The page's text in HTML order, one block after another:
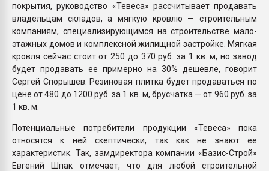
покрытия, руководство «Тевеса» рассчитывает продавать
владельцам складов, а мягкую кровлю — строительным
компаниям, специализирующимся на строительстве мало-
этажных домов и комплексной жилищной застройке. Мягкая
кровля сейчас стоит от 250 до 370 руб. за 1 кв. м, но завод
будет продавать ее примерно на 30% дешевле, говорит
Сергей Спорышев. Резиновая плитка будет продаваться по
цене от 480 до 1200 руб. за 1 кв. м, брусчатка — от 960 руб. за
1 кв. м.
Потенциальные потребители продукции «Тевеса» пока
относятся к ней скептически, так как не знают ее
характеристик. Так, замдиректора компании «Базис-Строй»
Евгений Шпак отмечает, что для любой строительной